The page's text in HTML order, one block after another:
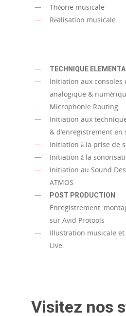
Théorie musicale
Réalisation musicale
TECHNIQUE
Initiation aux consoles
analogique &
Microphonie Routing
Initiation aux
& d’enregistrement en
Initiation à la prise de
Initiation à la
Initiation au Sound
ATMOS
POST PRODUCTION
Enregistrement,
sur Avid Protools
Illustration musicale
Live.
Visitez nos